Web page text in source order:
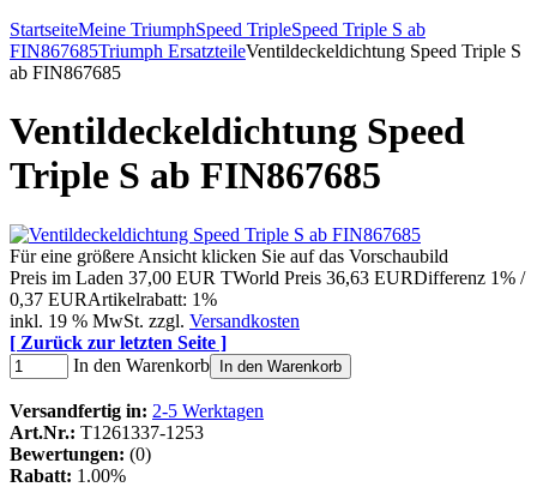
StartseiteMeine TriumphSpeed TripleSpeed Triple S ab
FIN867685Triumph ErsatzteileVentildeckeldichtung Speed Triple S
ab FIN867685
Ventildeckeldichtung Speed
Triple S ab FIN867685
Für eine größere Ansicht klicken Sie auf das Vorschaubild
Preis im Laden 37,00 EUR TWorld Preis 36,63 EURDifferenz 1% /
0,37 EURArtikelrabatt: 1%
inkl. 19 % MwSt. zzgl. Versandkosten
[ Zurück zur letzten Seite ]
In den Warenkorb
In den Warenkorb
Versandfertig in: 2-5 Werktagen
Art.Nr.: T1261337-1253
Bewertungen: (0)
Rabatt: 1.00%